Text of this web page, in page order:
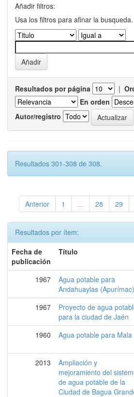
Añadir filtros:
Usa los filtros para afinar la busqueda.
Resultados por página |
En orden
Autor/registro
Resultados 301-308 de 308.
Anterior 1 ... 28 29
Resultados por ítem:
Fecha de
publicación
Título
1967
Agua potable para
Andahuaylas (Apurímac)
1967
Proyecto de agua
para la ciudad de Jaén
1960
Agua potable para Mala
2013
Ampliación y
mejoramiento del
de agua potable de la
Ciudad de Bagua